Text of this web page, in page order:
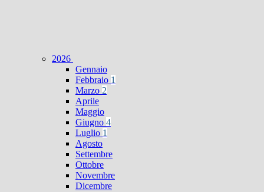
2026
Gennaio
Febbraio 1
Marzo 2
Aprile
Maggio
Giugno 4
Luglio 1
Agosto
Settembre
Ottobre
Novembre
Dicembre